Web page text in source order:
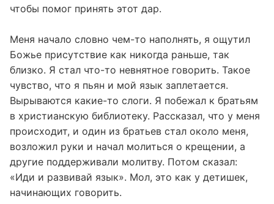
чтобы помог принять этот дар.
Меня начало словно чем-то наполнять, я ощутил
Божье присутствие как никогда раньше, так
близко. Я стал что-то невнятное говорить. Такое
чувство, что я пьян и мой язык заплетается.
Вырываются какие-то слоги. Я побежал к братьям
в христианскую библиотеку. Рассказал, что у меня
происходит, и один из братьев стал около меня,
возложил руки и начал молиться о крещении, а
другие поддерживали молитву. Потом сказал:
«Иди и развивай язык». Мол, это как у детишек,
начинающих говорить.